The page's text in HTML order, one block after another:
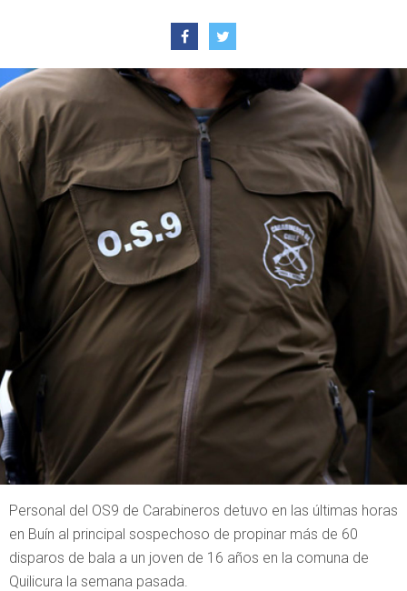
Personal del OS9 de Carabineros detuvo en las últimas horas
en Buín al principal sospechoso de propinar más de 60
disparos de bala a un joven de 16 años en la comuna de
Quilicura la semana pasada.